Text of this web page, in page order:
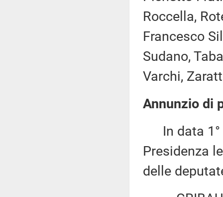
Roccella,
Francesco
Sudano,
Varchi,
Annunzio di
In data 1°
Presidenza
delle